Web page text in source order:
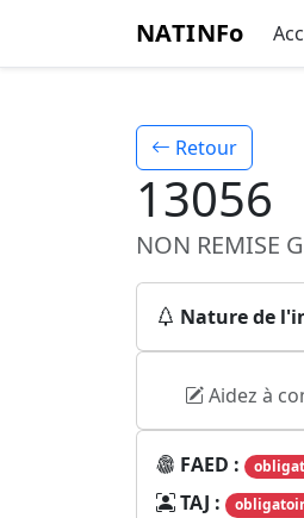
NATINFo
Retour
13056
NON REMISE
Nature de
Aidez à
FAED :
TAJ :